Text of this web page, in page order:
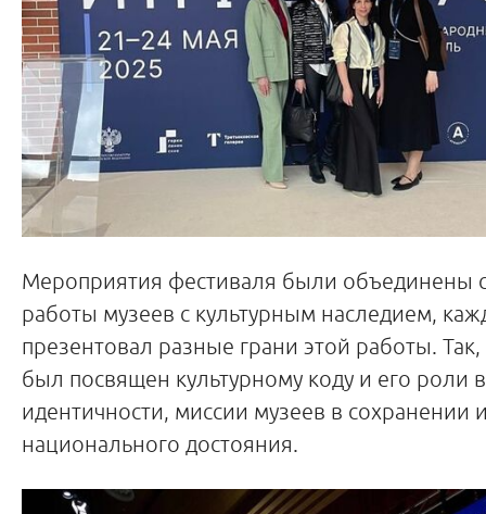
Мероприятия фестиваля были объединены
работы музеев с культурным наследием,
презентовал разные грани этой работы.
был посвящен культурному коду и его роли
идентичности, миссии музеев в сохранении
национального достояния.